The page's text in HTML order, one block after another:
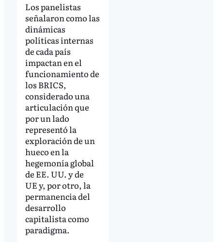
Los panelistas
señalaron como las
dinámicas
políticas internas
de cada país
impactan en el
funcionamiento de
los BRICS,
considerado una
articulación que
por un lado
representó la
exploración de un
hueco en la
hegemonía global
de EE. UU. y de
UE y, por otro, la
permanencia del
desarrollo
capitalista como
paradigma.